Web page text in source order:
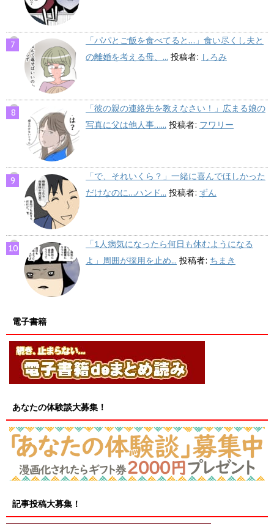
「パパとご飯を食べてると…」食い尽くし夫と
の離婚を考える母、... 投稿者: しろみ
「彼の親の連絡先を教えなさい！」広まる娘の
写真に父は他人事…... 投稿者: フワリー
「で、それいくら？」一緒に喜んでほしかった
だけなのに…ハンド... 投稿者: ずん
「1人病気になったら何日も休むようになる
よ」周囲が採用を止め... 投稿者: ちまき
電子書籍
あなたの体験談大募集！
記事投稿大募集！